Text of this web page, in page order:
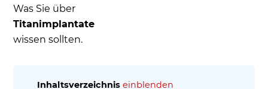
Was Sie über
Titanimplantate
wissen sollten.
Inhaltsverzeichnis einblenden